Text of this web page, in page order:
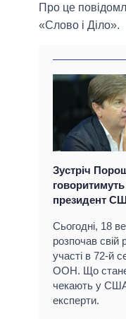
Про це
«Слово і Діло».
Зустріч
президент
Сьогодні, 18
розпочав
участі в 72-й
ООН. Що
чекають у США
експерти.